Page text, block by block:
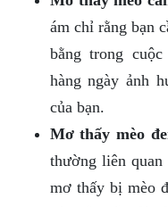
ám chỉ rằng bạn
bằng trong
hàng ngày ảnh
của bạn.
Mơ thấy mèo
thường liên
mơ thấy bị mèo